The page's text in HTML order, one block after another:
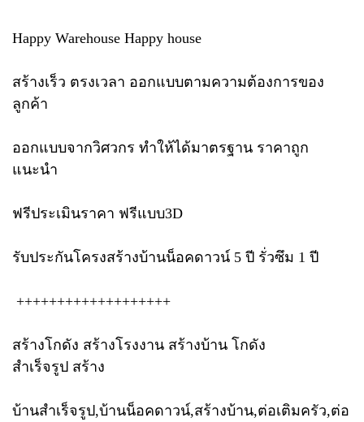
Happy Warehouse Happy house
สร้างเร็ว ตรงเวลา ออกแบบตามความต้องการของ
ลูกค้า
ออกแบบจากวิศวกร ทำให้ได้มาตรฐาน ราคาถูก
แนะนำ
ฟรีประเมินราคา ฟรีแบบ3D
รับประกันโครงสร้างบ้านน็อคดาวน์ 5 ปี รั่วซึม 1 ปี
+++++++++++++++++++
สร้างโกดัง สร้างโรงงาน สร้างบ้าน โกดัง
สำเร็จรูป สร้าง
บ้านสำเร็จรูป,บ้านน็อคดาวน์,สร้างบ้าน,ต่อเติมครัว,ต่อ